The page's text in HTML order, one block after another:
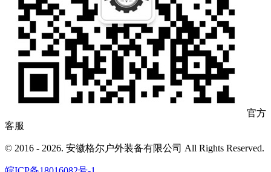
官方
客服
© 2016 - 2026. 安徽格尔户外装备有限公司 All Rights Reserved.